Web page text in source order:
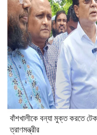
বাঁশখালীকে বন্যা মুক্ত করতে
ত্রাণমন্ত্রীর